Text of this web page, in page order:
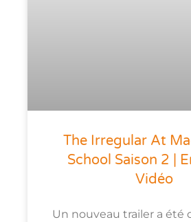
The Irregular At
School Saison 2 |
Vidéo
Un nouveau trailer a été